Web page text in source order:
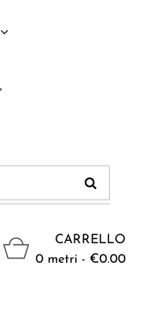
CARRELLO
0 metri - €0.00